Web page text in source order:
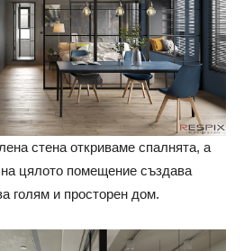
стена откриваме спалнята, а
цялото помещение създава
голям и просторен дом.